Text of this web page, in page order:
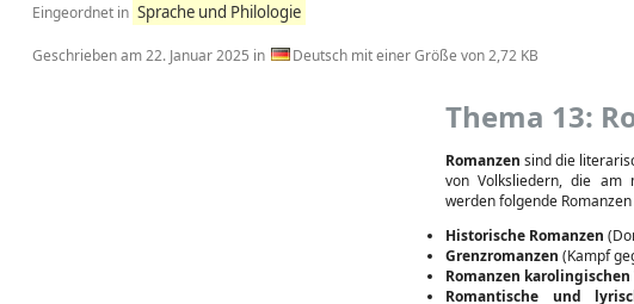
Eingeordnet in Sprache und Philologie
Geschrieben am22. Januar 2025 in Deutsch mit einer Größe von 2,72 KB
Thema 13:
Romanzen sind die
von Volksliedern, die am
werden folgende
Historische Romanzen
Grenzromanzen (Kampf
Romanzen karolingischen
Romantische und